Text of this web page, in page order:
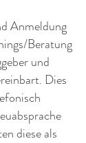
Anmeldung
Beratung
und
Dies
diese als